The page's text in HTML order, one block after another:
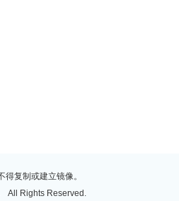
复制或建立镜像。
Rights Reserved.